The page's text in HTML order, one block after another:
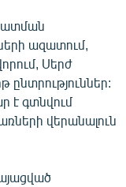
ազատում,
Սերժ
է գտնվում
վերանալուն